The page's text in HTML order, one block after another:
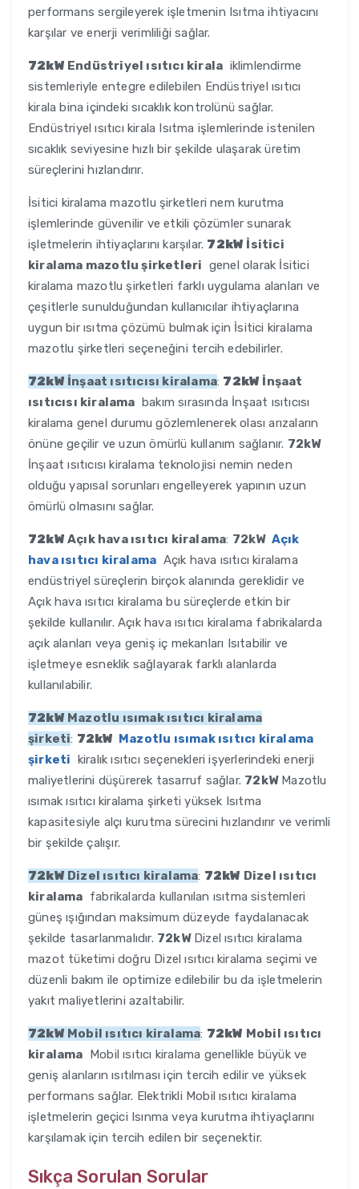
performans sergileyerek işletmenin Isıtma ihtiyacını
karşılar ve enerji verimliliği sağlar.
72kW Endüstriyel ısıtıcı kirala iklimlendirme
sistemleriyle entegre edilebilen Endüstriyel ısıtıcı
kirala bina içindeki sıcaklık kontrolünü sağlar.
Endüstriyel ısıtıcı kirala Isıtma işlemlerinde istenilen
sıcaklık seviyesine hızlı bir şekilde ulaşarak üretim
süreçlerini hızlandırır.
İsitici kiralama mazotlu şirketleri nem kurutma
işlemlerinde güvenilir ve etkili çözümler sunarak
işletmelerin ihtiyaçlarını karşılar. 72kW İsitici
kiralama mazotlu şirketleri genel olarak İsitici
kiralama mazotlu şirketleri farklı uygulama alanları ve
çeşitlerle sunulduğundan kullanıcılar ihtiyaçlarına
uygun bir ısıtma çözümü bulmak için İsitici kiralama
mazotlu şirketleri seçeneğini tercih edebilirler.
72kW İnşaat ısıtıcısı kiralama: 72kW İnşaat
ısıtıcısı kiralama bakım sırasında İnşaat ısıtıcısı
kiralama genel durumu gözlemlenerek olası arızaların
önüne geçilir ve uzun ömürlü kullanım sağlanır. 72kW
İnşaat ısıtıcısı kiralama teknolojisi nemin neden
olduğu yapısal sorunları engelleyerek yapının uzun
ömürlü olmasını sağlar.
72kW Açık hava ısıtıcı kiralama: 72kW Açık
hava ısıtıcı kiralama Açık hava ısıtıcı kiralama
endüstriyel süreçlerin birçok alanında gereklidir ve
Açık hava ısıtıcı kiralama bu süreçlerde etkin bir
şekilde kullanılır. Açık hava ısıtıcı kiralama fabrikalarda
açık alanları veya geniş iç mekanları Isıtabilir ve
işletmeye esneklik sağlayarak farklı alanlarda
kullanılabilir.
72kW Mazotlu ısımak ısıtıcı kiralama
şirketi: 72kW Mazotlu ısımak ısıtıcı kiralama
şirketi kiralık ısıtıcı seçenekleri işyerlerindeki enerji
maliyetlerini düşürerek tasarruf sağlar. 72kWMazotlu
ısımak ısıtıcı kiralama şirketi yüksek Isıtma
kapasitesiyle alçı kurutma sürecini hızlandırır ve verimli
bir şekilde çalışır.
72kW Dizel ısıtıcı kiralama: 72kW Dizel ısıtıcı
kiralama fabrikalarda kullanılan ısıtma sistemleri
güneş ışığından maksimum düzeyde faydalanacak
şekilde tasarlanmalıdır. 72kWDizel ısıtıcı kiralama
mazot tüketimi doğru Dizel ısıtıcı kiralama seçimi ve
düzenli bakım ile optimize edilebilir bu da işletmelerin
yakıt maliyetlerini azaltabilir.
72kW Mobil ısıtıcı kiralama: 72kW Mobil ısıtıcı
kiralama Mobil ısıtıcı kiralama genellikle büyük ve
geniş alanların ısıtılması için tercih edilir ve yüksek
performans sağlar. Elektrikli Mobil ısıtıcı kiralama
işletmelerin geçici Isınma veya kurutma ihtiyaçlarını
karşılamak için tercih edilen bir seçenektir.
Sıkça Sorulan Sorular